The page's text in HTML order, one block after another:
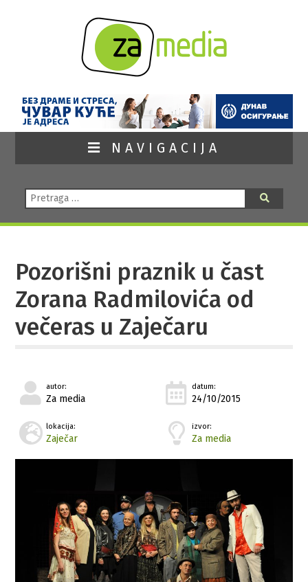
NAVIGACIJA
Pretraga:
Pozorišni praznik u čast
Zorana Radmilovića od
večeras u Zaječaru
autor:
Za media
datum:
24/10/2015
lokacija:
Zaječar
izvor:
Za media